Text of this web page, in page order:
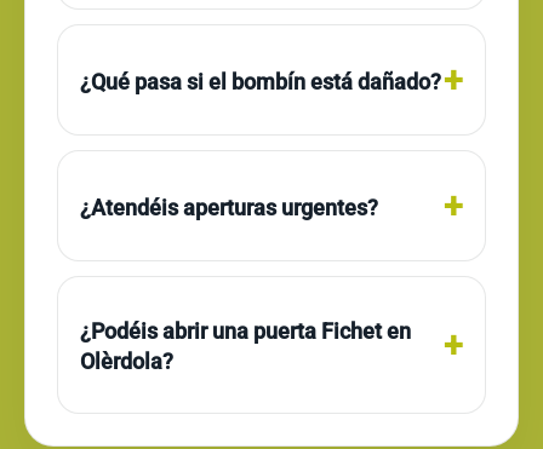
¿Qué pasa si el bombín está dañado?
¿Atendéis aperturas urgentes?
¿Podéis abrir una puerta Fichet en
Olèrdola?